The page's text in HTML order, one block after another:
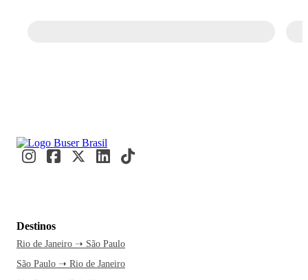
Destinos
Rio de Janeiro ➝ São Paulo
São Paulo ➝ Rio de Janeiro